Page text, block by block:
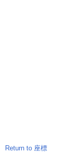
Return to 座標